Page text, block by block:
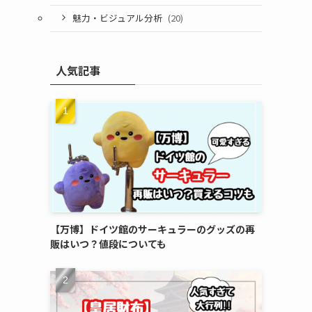
魅力・ビジュアル分析 (20)
人気記事
【万博】ドイツ館のサーキュラーのグッズの再
販はいつ？値段についても